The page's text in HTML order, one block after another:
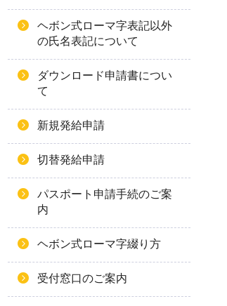
ヘボン式ローマ字表記以外
の氏名表記について
ダウンロード申請書につい
て
新規発給申請
切替発給申請
パスポート申請手続のご案
内
ヘボン式ローマ字綴り方
受付窓口のご案内